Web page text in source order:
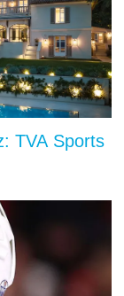
TVA Sports